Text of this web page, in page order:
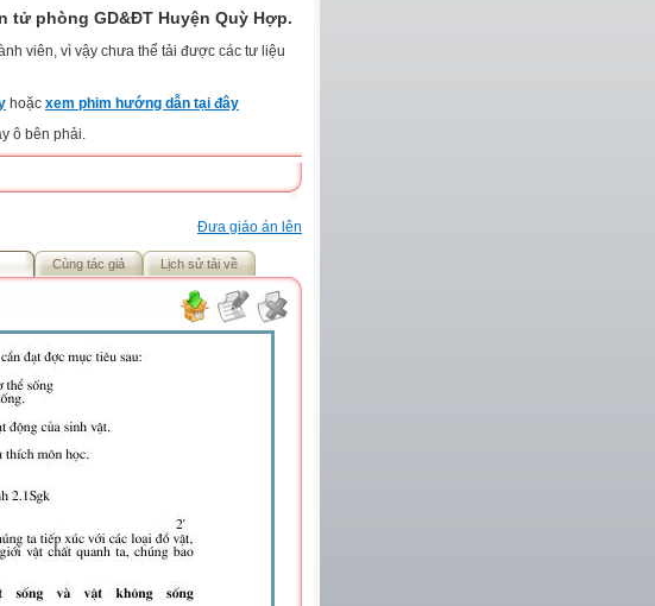
tử phòng GD&ĐT Huyện Quỳ Hợp.
viên, vì vậy chưa thể tải được các tư liệu
hoặc xem phim hướng dẫn tại đây
ô bên phải.
Đưa giáo án lên
Cùng tác giả Lịch sử tải về